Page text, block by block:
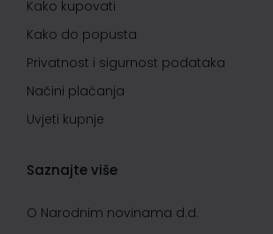
Kako kupovati
Kako do popusta
Privatnost i sigurnost podataka
Načini plaćanja
Uvjeti kupnje
Saznajte više
O Narodnim novinama d.d.